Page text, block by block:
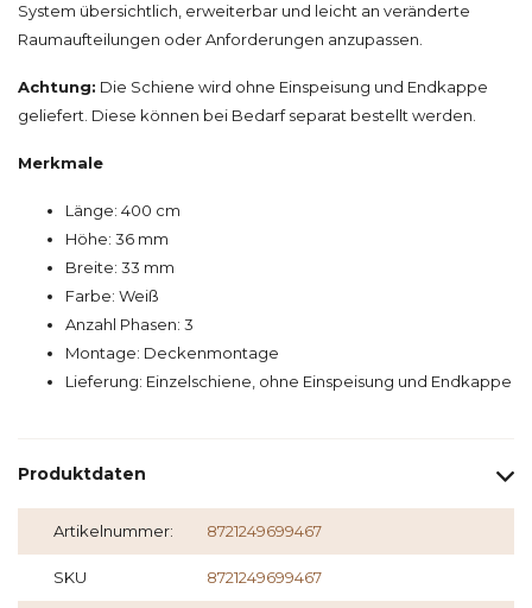
System übersichtlich, erweiterbar und leicht an veränderte
Raumaufteilungen oder Anforderungen anzupassen.
Achtung: Die Schiene wird ohne Einspeisung und Endkappe
geliefert. Diese können bei Bedarf separat bestellt werden.
Merkmale
Länge: 400 cm
Höhe: 36 mm
Breite: 33 mm
Farbe: Weiß
Anzahl Phasen: 3
Montage: Deckenmontage
Lieferung: Einzelschiene, ohne Einspeisung und Endkappe
Produktdaten
Artikelnummer: 8721249699467
SKU 8721249699467